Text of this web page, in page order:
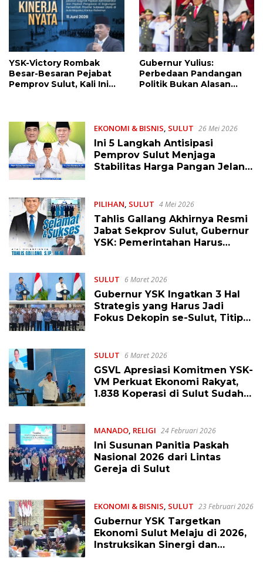
YSK-Victory Rombak
Besar-Besaran Pejabat
Pemprov Sulut, Kali Ini
Gubernur Yulius:
Perbedaan Pandangan
Politik Bukan Alasan
EKONOMI & BISNIS, SULUT 26 Mei 2026
Ini 5 Langkah Antisipasi
Pemprov Sulut Menjaga
Stabilitas Harga Pangan Jelang
PILIHAN, SULUT 4 Mei 2026
Tahlis Gallang Akhirnya Resmi
Jabat Sekprov Sulut, Gubernur
YSK: Pemerintahan Harus
SULUT 6 Maret 2026
Gubernur YSK Ingatkan 3 Hal
Strategis yang Harus Jadi
Fokus Dekopin se-Sulut, Titip
SULUT 6 Maret 2026
GSVL Apresiasi Komitmen YSK-
VM Perkuat Ekonomi Rakyat,
1.838 Koperasi di Sulut Sudah
MANADO, RELIGI 24 Februari 2026
Ini Susunan Panitia Paskah
Nasional 2026 dari Lintas
Gereja di Sulut
EKONOMI & BISNIS, SULUT 23 Februari 2026
Gubernur YSK Targetkan
Ekonomi Sulut Melaju di 2026,
Instruksikan Sinergi dan